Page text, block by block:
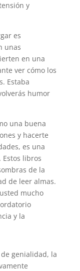
y
es
unas
en una
ver cómo los
Estaba
humor
una buena
y hacerte
es una
libros
de la
de leer almas.
mucho
y la
genialidad, la